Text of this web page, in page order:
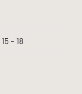
15 - 18